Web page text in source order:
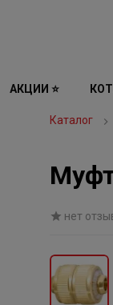
АКЦИИ ⭐
Каталог
нет